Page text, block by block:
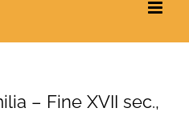
– Fine XVII sec.,